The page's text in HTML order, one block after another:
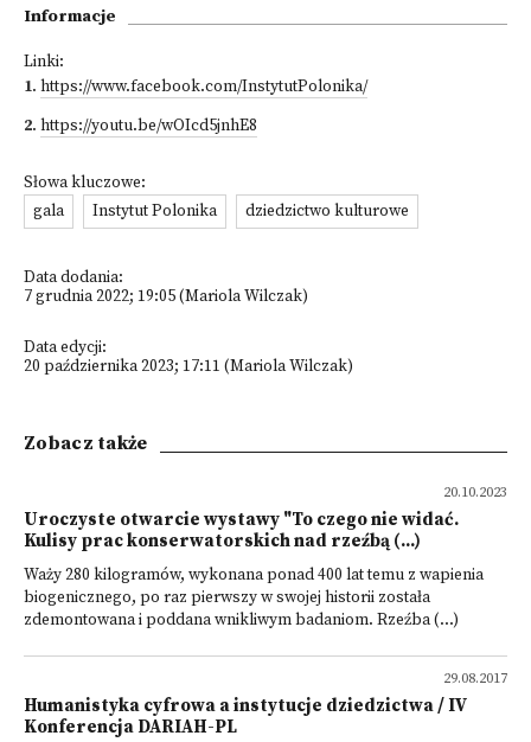
Informacje
Linki:
1. https://www.facebook.com/InstytutPolonika/
2. https://youtu.be/wOIcd5jnhE8
Słowa kluczowe:
gala
Instytut Polonika dziedzictwo kulturowe
Data dodania:
7 grudnia 2022; 19:05 (Mariola Wilczak)
Data edycji:
20 października 2023; 17:11 (Mariola Wilczak)
Zobacz także
20.10.2023
Uroczyste otwarcie wystawy "To czego nie widać.
Kulisy prac konserwatorskich nad rzeźbą (...)
Waży 280 kilogramów, wykonana ponad 400 lat temu z wapienia
biogenicznego, po raz pierwszy w swojej historii została
zdemontowana i poddana wnikliwym badaniom. Rzeźba (...)
29.08.2017
Humanistyka cyfrowa a instytucje dziedzictwa / IV
Konferencja DARIAH-PL